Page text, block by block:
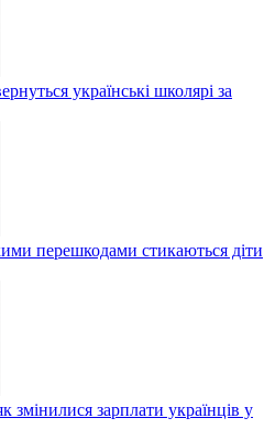
українські школярі за
перешкодами стикаються діти
змінилися зарплати українців у